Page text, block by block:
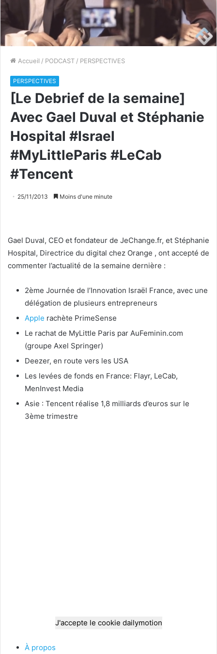
Accueil / PODCAST / PERSPECTIVES
PERSPECTIVES
[Le Debrief de la semaine]
Avec Gael Duval et Stéphanie
Hospital #Israel
#MyLittleParis #LeCab
#Tencent
25/11/2013 Moins d'une minute
Gael Duval, CEO et fondateur de JeChange.fr, et Stéphanie
Hospital, Directrice du digital chez Orange , ont accepté de
commenter l’actualité de la semaine dernière :
2ème Journée de l’Innovation Israël France, avec une
délégation de plusieurs entrepreneurs
Apple rachète PrimeSense
Le rachat de MyLittle Paris par AuFeminin.com
(groupe Axel Springer)
Deezer, en route vers les USA
Les levées de fonds en France: Flayr, LeCab,
MenInvest Media
Asie : Tencent réalise 1,8 milliards d’euros sur le
3ème trimestre
J'accepte le cookie dailymotion
À propos